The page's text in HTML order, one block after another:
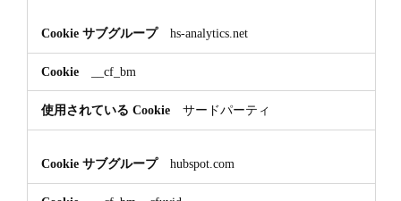
hs-analytics.net
__cf_bm
サードパーティ
hubspot.com